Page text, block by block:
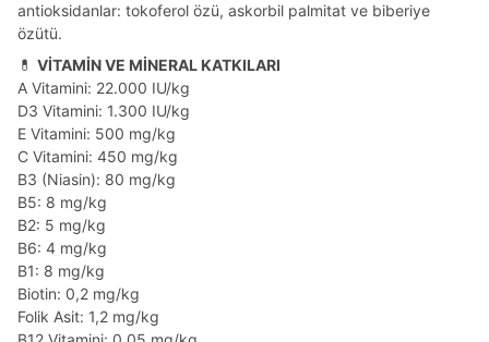
antioksidanlar: tokoferol özü, askorbil palmitat ve biberiye
özütü.
💊 VİTAMİN VE MİNERAL KATKILARI
A Vitamini: 22.000 IU/kg
D3 Vitamini: 1.300 IU/kg
E Vitamini: 500 mg/kg
C Vitamini: 450 mg/kg
B3 (Niasin): 80 mg/kg
B5: 8 mg/kg
B2: 5 mg/kg
B6: 4 mg/kg
B1: 8 mg/kg
Biotin: 0,2 mg/kg
Folik Asit: 1,2 mg/kg